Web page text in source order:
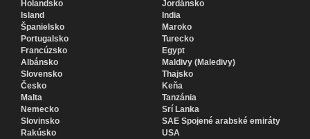
Holandsko
Island
Španielsko
Portugalsko
Francúzsko
Albánsko
Slovensko
Česko
Malta
Nemecko
Slovinsko
Rakúsko
Jordánsko
India
Maroko
Turecko
Egypt
Maldivy (Maledivy)
Thajsko
Keňa
Tanzánia
Srí Lanka
SAE Spojené arabské emiráty
USA